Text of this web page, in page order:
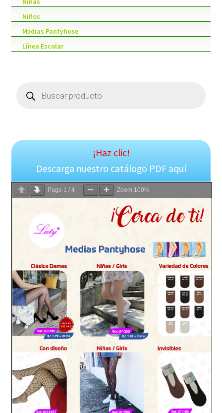
Niños
Medias Pantyhose
Línea Escolar
search
¡Haz clic!
Descarga nuestro catálogo PDF aquí
Page 1 / 4 Zoom 100%